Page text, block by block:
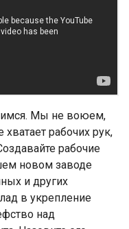
Мы не воюем,
рабочих рук,
рабочие
новом заводе
и других
в укрепление
над